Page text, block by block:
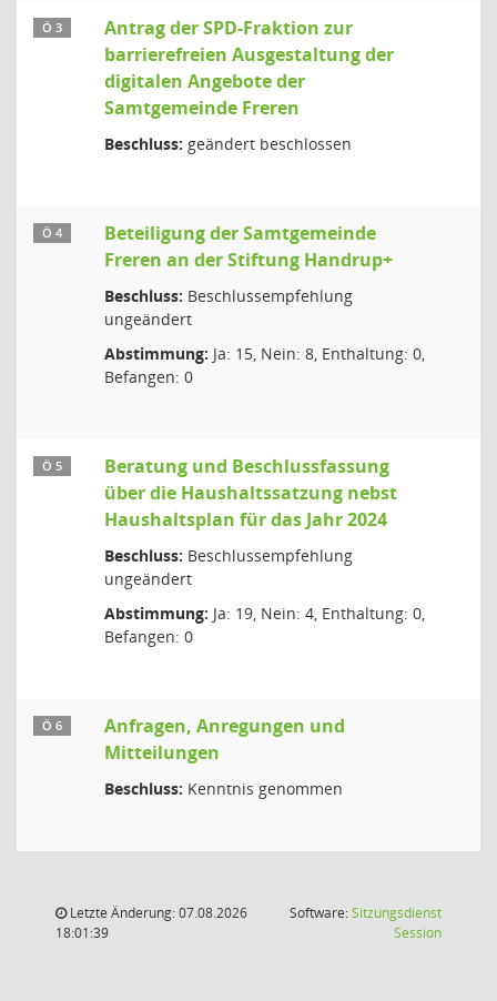
Ö 3
Antrag der SPD-Fraktion zur
barrierefreien Ausgestaltung der
digitalen Angebote der
Samtgemeinde Freren
Beschluss: geändert beschlossen
Ö 4
Beteiligung der Samtgemeinde
Freren an der Stiftung Handrup+
Beschluss: Beschlussempfehlung
ungeändert
Abstimmung: Ja: 15, Nein: 8, Enthaltung: 0,
Befangen: 0
Ö 5
Beratung und Beschlussfassung
über die Haushaltssatzung nebst
Haushaltsplan für das Jahr 2024
Beschluss: Beschlussempfehlung
ungeändert
Abstimmung: Ja: 19, Nein: 4, Enthaltung: 0,
Befangen: 0
Ö 6
Anfragen, Anregungen und
Mitteilungen
Beschluss: Kenntnis genommen
Letzte Änderung: 07.08.2026
18:01:39
Software:Sitzungsdienst
Session(Wird in